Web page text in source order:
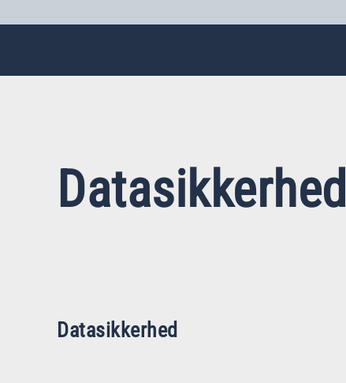
Datasikkerhed
Datasikkerhed